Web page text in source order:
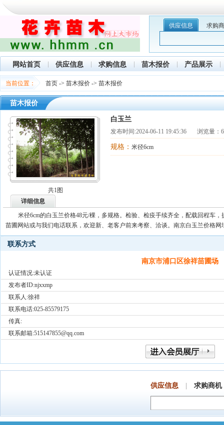
供应信息 求购
网站首页 供应信息 求购信息 苗木报价 产品展示
当前位置： 首页 -> 苗木报价 -> 苗木报价
苗木报价
共1图
白玉兰
发布时间:2024-06-11 19:45:36 浏览量：
规格： 米径6cm
详细信息
米径6cm的白玉兰价格48元/棵，多规格。检验、检疫手续齐全，配载回程车
苗圃网站或与我们电话联系，欢迎新、老客户前来考察、洽谈。南京白玉兰价格网
联系方式
南京市浦口区徐祥苗圃场
认证情况:未认证
发布者ID:njxxmp
联系人:徐祥
联系电话:025-85579175
传真:
联系邮箱:515147855@qq.com
供应信息 求购商机